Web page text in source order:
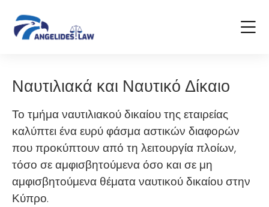
Ναυτιλιακά και Ναυτικό Δίκαιο
Το τμήμα ναυτιλιακού δικαίου της εταιρείας
καλύπτει ένα ευρύ φάσμα αστικών διαφορών
που προκύπτουν από τη λειτουργία πλοίων,
τόσο σε αμφισβητούμενα όσο και σε μη
αμφισβητούμενα θέματα ναυτικού δικαίου στην
Κύπρο.